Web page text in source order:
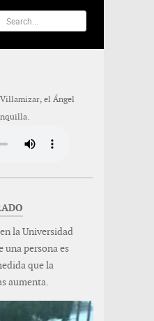
el Ángel
la Universidad
una persona es
que la
aumenta.